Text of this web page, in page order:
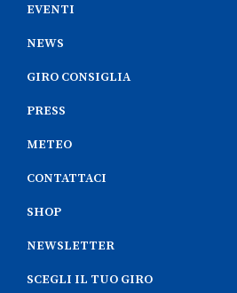
EVENTI
NEWS
GIRO CONSIGLIA
PRESS
METEO
CONTATTACI
SHOP
NEWSLETTER
SCEGLI IL TUO GIRO